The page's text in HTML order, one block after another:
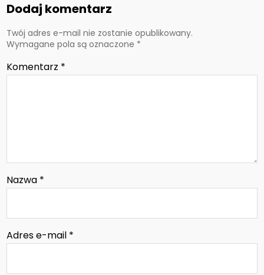
Dodaj komentarz
Twój adres e-mail nie zostanie opublikowany.
Wymagane pola są oznaczone *
Komentarz *
Nazwa *
Adres e-mail *